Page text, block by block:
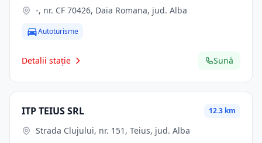
-, nr. CF 70426, Daia Romana, jud. Alba
Autoturisme
Detalii stație Sună
ITP TEIUS SRL 12.3 km
Strada Clujului, nr. 151, Teius, jud. Alba